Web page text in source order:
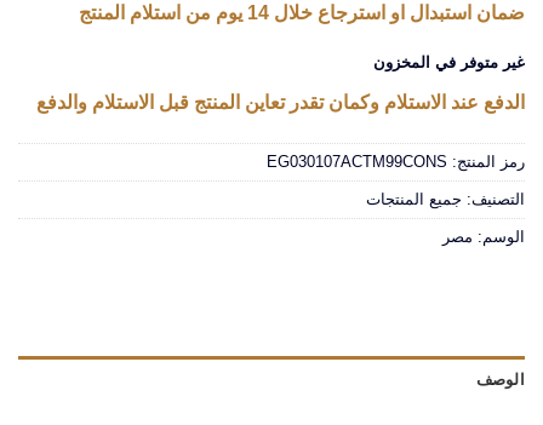
ضمان استبدال او استرجاع خلال 14 يوم من استلام المنتج
غير متوفر في المخزون
الدفع عند الاستلام وكمان تقدر تعاين المنتج قبل الاستلام والدفع
رمز المنتج: EG030107ACTM99CONS
التصنيف: جميع المنتجات
الوسم: مصر
الوصف